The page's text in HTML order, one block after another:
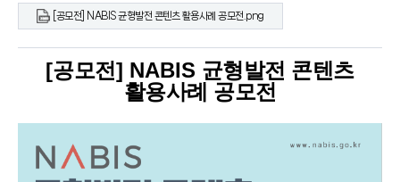
[공모전] NABIS 균형발전 콘텐츠 활용사례 공모전.png
[공모전] NABIS 균형발전 콘텐츠
활용사례 공모전